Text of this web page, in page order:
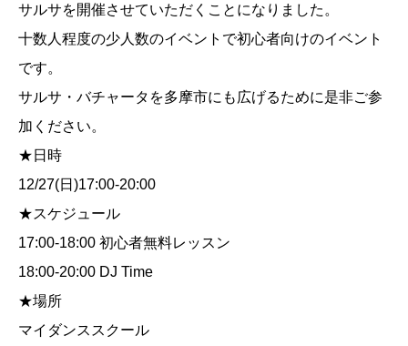
サルサを開催させていただくことになりました。
十数人程度の少人数のイベントで初心者向けのイベント
です。
サルサ・バチャータを多摩市にも広げるために是非ご参
加ください。
★日時
12/27(日)17:00-20:00
★スケジュール
17:00-18:00 初心者無料レッスン
18:00-20:00 DJ Time
★場所
マイダンススクール